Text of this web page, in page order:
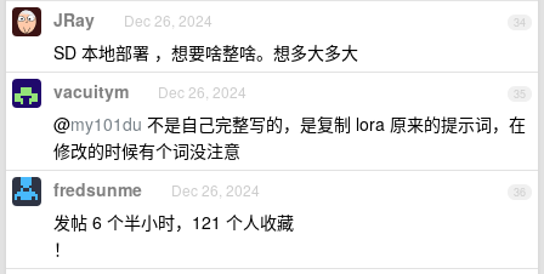
34
JRay Dec 26, 2024
SD 本地部署 ，想要啥整啥。想多大多大
35
vacuitym Dec 26, 2024
@my101du 不是自己完整写的，是复制 lora 原来的提示词，在
修改的时候有个词没注意
36
fredsunme Dec 26, 2024
发帖 6 个半小时，121 个人收藏
！